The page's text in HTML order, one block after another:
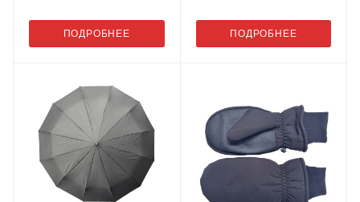
ПОДРОБНЕЕ ПОДРОБНЕЕ